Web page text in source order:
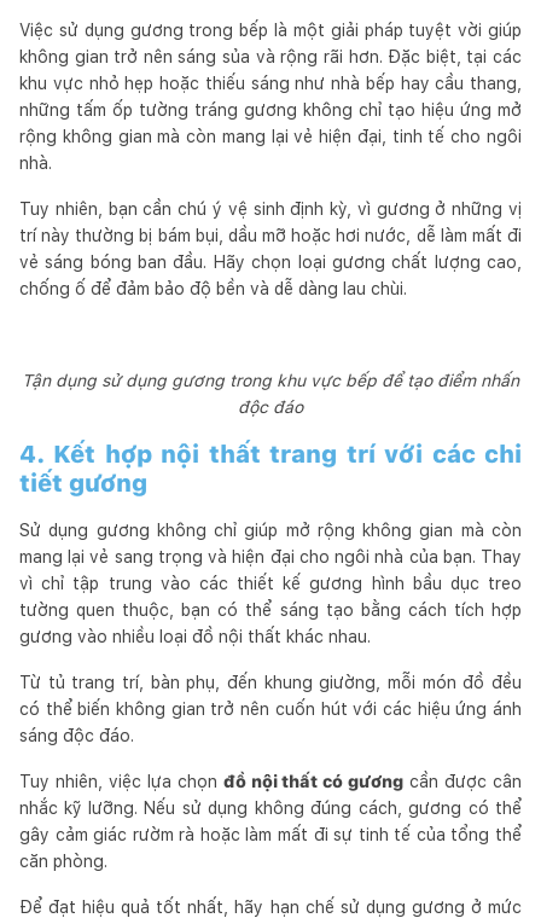
Việc sử dụng gương trong bếp là một giải pháp tuyệt vời giúp
không gian trở nên sáng sủa và rộng rãi hơn. Đặc biệt, tại các
khu vực nhỏ hẹp hoặc thiếu sáng như nhà bếp hay cầu thang,
những tấm ốp tường tráng gương không chỉ tạo hiệu ứng mở
rộng không gian mà còn mang lại vẻ hiện đại, tinh tế cho ngôi
nhà.
Tuy nhiên, bạn cần chú ý vệ sinh định kỳ, vì gương ở những vị
trí này thường bị bám bụi, dầu mỡ hoặc hơi nước, dễ làm mất đi
vẻ sáng bóng ban đầu. Hãy chọn loại gương chất lượng cao,
chống ố để đảm bảo độ bền và dễ dàng lau chùi.
Tận dụng sử dụng gương trong khu vực bếp để tạo điểm nhấn
độc đáo
4. Kết hợp nội thất trang trí với các chi
tiết gương
Sử dụng gương không chỉ giúp mở rộng không gian mà còn
mang lại vẻ sang trọng và hiện đại cho ngôi nhà của bạn. Thay
vì chỉ tập trung vào các thiết kế gương hình bầu dục treo
tường quen thuộc, bạn có thể sáng tạo bằng cách tích hợp
gương vào nhiều loại đồ nội thất khác nhau.
Từ tủ trang trí, bàn phụ, đến khung giường, mỗi món đồ đều
có thể biến không gian trở nên cuốn hút với các hiệu ứng ánh
sáng độc đáo.
Tuy nhiên, việc lựa chọn đồ nội thất có gương cần được cân
nhắc kỹ lưỡng. Nếu sử dụng không đúng cách, gương có thể
gây cảm giác rườm rà hoặc làm mất đi sự tinh tế của tổng thể
căn phòng.
Để đạt hiệu quả tốt nhất, hãy hạn chế sử dụng gương ở mức